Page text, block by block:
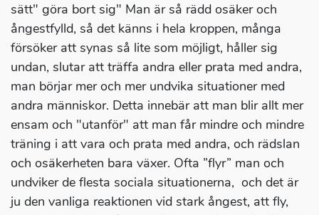
sätt" göra bort sig" Man är så rädd osäker och
ångestfylld, så det känns i hela kroppen, många
försöker att synas så lite som möjligt, håller sig
undan, slutar att träffa andra eller prata med andra,
man börjar mer och mer undvika situationer med
andra människor. Detta innebär att man blir allt mer
ensam och "utanför" att man får mindre och mindre
träning i att vara och prata med andra, och rädslan
och osäkerheten bara växer. Ofta ”flyr” man och
undviker de flesta sociala situationerna, och det är
ju den vanliga reaktionen vid stark ångest, att fly,